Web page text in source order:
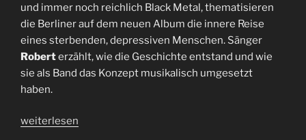
und immer noch reichlich Black Metal, thematisieren
die Berliner auf dem neuen Album die innere Reise
eines sterbenden, depressiven Menschen. Sänger
Roberterzählt, wie die Geschichte entstand und wie
sie als Band das Konzept musikalisch umgesetzt
haben.
„Interview
weiterlesen